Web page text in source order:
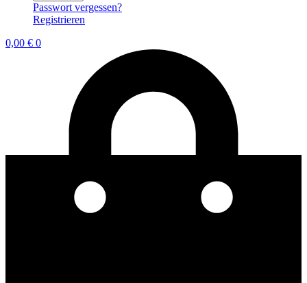
Passwort vergessen?
Registrieren
0,00 € 0